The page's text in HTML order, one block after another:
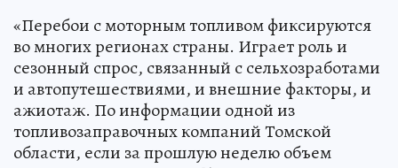
«Перебои с моторным топливом фиксируются
во многих регионах страны. Играет роль и
сезонный спрос, связанный с сельхозработами
и автопутешествиями, и внешние факторы, и
ажиотаж. По информации одной из
топливозаправочных компаний Томской
области, если за прошлую неделю объем